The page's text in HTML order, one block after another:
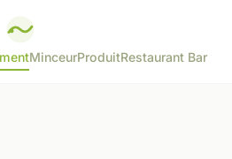
MinceurProduitRestaurant Bar